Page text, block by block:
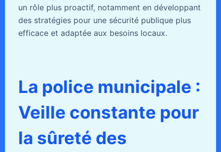
un rôle plus proactif, notamment en développant
des stratégies pour une sécurité publique plus
efficace et adaptée aux besoins locaux.
La police municipale :
Veille constante pour
la sûreté des